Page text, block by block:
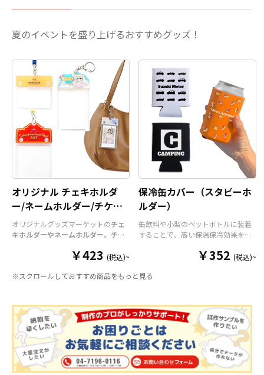
夏のイベントを盛り上げるおすすめグッズ！
オリジナル チェキホルダ
ー/ネームホルダー/チケッ
トホルダー
オリジナルグッズマーケットのチェ
キホルダーやネームホルダー、チケ
ダーパーツを組み合わせた今まであ
です。透明度が高く美しいアクリル
ー、ネームホルダーでオリジナルの
ホルダーはデザイン次第でどんなシ
ーンでもマッチします。ヘッダー部
分はダイカットでデザインにあわせ
た自由な形状で制作することができ
ます。また長さ調整と安全機能が付
いたネックストラップが標準で付属
￥423 (税込)~
保冷缶カバー（スタビーホ
ルダー）
缶飲料や小型のペットボトルに装着
することで、高い保温保冷効果を発
ダー）をOEM製作できます。使わな
携帯性に優れています。オールシー
ラーは全9色ご用意しておりますの
で、お客様のイメージやデザインに
合わせてお選びいただけます。 国内
の自社工場にて印刷いたしますの
で、短納期・小ロットでの対応が可
能です。グッズ制作の専門スタッフ
がしっかりサポートいたしますの
￥352 (税込)~
※スクロールしておすすめ商品をもっと見る